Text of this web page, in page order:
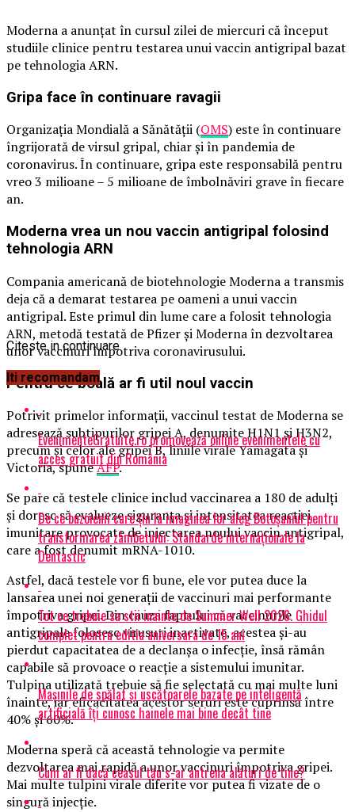
Moderna a anunțat în cursul zilei de miercuri că început
studiile clinice pentru testarea unui vaccin antigripal bazat
pe tehnologia ARN.
Gripa face în continuare ravagii
Organizaţia Mondială a Sănătăţii (OMS) este în continuare
îngrijorată de virsul gripal, chiar și în pandemia de
coronavirus. În continuare, gripa este responsabilă pentru
vreo 3 milioane – 5 milioane de îmbolnăviri grave în fiecare
an.
Moderna vrea un nou vaccin antigripal folosind
tehnologia ARN
Compania americană de biotehnologie Moderna a transmis
deja că a demarat testarea pe oameni a unui vaccin
antigripal. Este primul din lume care a folosit tehnologia
ARN, metodă testată de Pfizer și Moderna în dezvoltarea
unor vaccinuri împotriva coronavirusului.
Pentru ce boală ar fi util noul vaccin
Potrivit primelor informații, vaccinul testat de Moderna se
adresează subtipurilor gripei A, denumite H1N1 şi H3N2,
precum şi celor ale gripei B, liniile virale Yamagata şi
Victoria, spuneAFP.
Se pare că testele clinice includ vaccinarea a 180 de adulţi
şi doresc să evalueze siguranţa şi intensitatea reacţiei
imunitare provocate de injectarea noului vaccin antigripal,
care a fost denumit mRNA-1010.
Astfel, dacă testele vor fi bune, ele vor putea duce la
lansarea unei noi generaţii de vaccinuri mai performante
împotriva gripei. Din cauza faptului că vaccinurile
antigripale folosesc virusuri inactivate, acestea și-au
pierdut capacitatea de a declanşa o infecţie, însă rămân
capabile să provoace o reacţie a sistemului imunitar.
Tulpina utilizată trebuie să fie selectată cu mai multe luni
înainte, iar eficacitatea acestor seruri este cuprinsă între
40% şi 60%.
Moderna speră că această tehnologie va permite
dezvoltarea mai rapidă a unor vaccinuri împotriva gripei.
Mai multe tulpini virale diferite vor putea fi vizate de o
singură injecţie.
Citeste in continuare
Iti recomandam
EvenimenteGratuite.ro promovează online evenimentele cu
acces gratuit din România
De ce buzoienii care țin la imaginea lor aleg Botoșaniul pentru
transformarea zâmbetului: Standarde internaționale la
Dentastic
Tot ce trebuie sa stii inainte de Summer Well 2026. Ghidul
complet pentru editia aniversara de 15 ani
Mașinile de spălat și uscătoarele bazate pe inteligență
artificială îți cunosc hainele mai bine decât tine
Cum ar fi dacă ceasul tău s-ar antrena alături de tine?